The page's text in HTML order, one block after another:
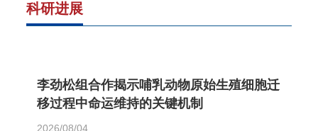
科研进展
李劲松组合作揭示哺乳动物原始生殖细胞迁
移过程中命运维持的关键机制
2026/08/04